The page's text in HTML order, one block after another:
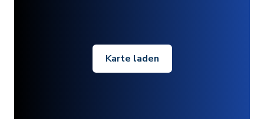
Karte laden